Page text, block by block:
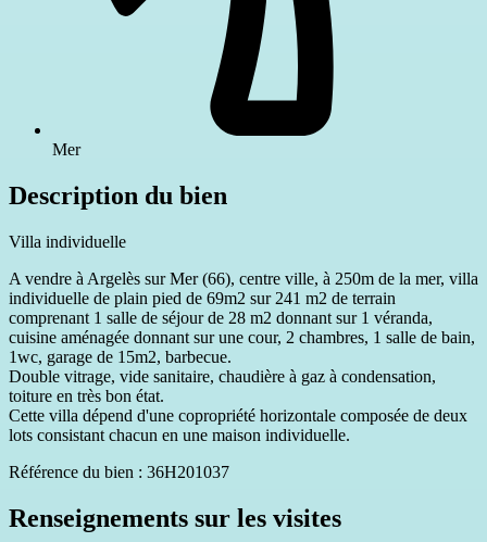
Mer
Description du bien
Villa individuelle
A vendre à Argelès sur Mer (66), centre ville, à 250m de la mer, villa
individuelle de plain pied de 69m2 sur 241 m2 de terrain
comprenant 1 salle de séjour de 28 m2 donnant sur 1 véranda,
cuisine aménagée donnant sur une cour, 2 chambres, 1 salle de bain,
1wc, garage de 15m2, barbecue.
Double vitrage, vide sanitaire, chaudière à gaz à condensation,
toiture en très bon état.
Cette villa dépend d'une copropriété horizontale composée de deux
lots consistant chacun en une maison individuelle.
Référence du bien : 36H201037
Renseignements sur les visites